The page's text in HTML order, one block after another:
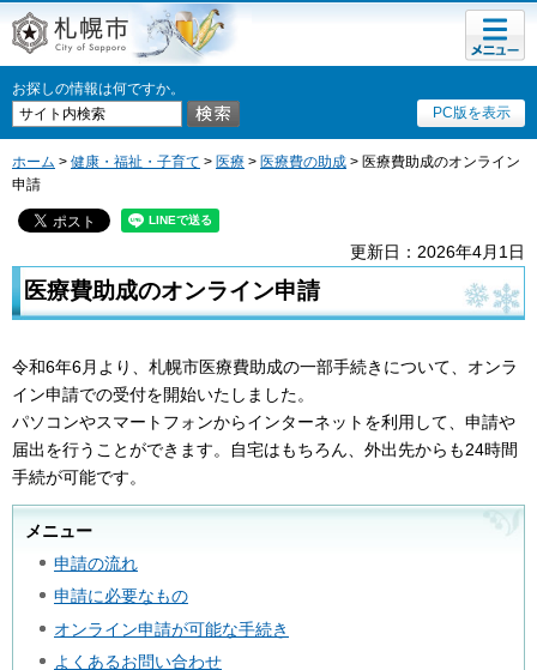
札幌市
お探しの情報は何ですか。
PC版を表示
メニュ
ー
ホーム > 健康・福祉・子育て > 医療 > 医療費の助成 > 医療費助成のオンライン
申請
更新日：2026年4月1日
医療費助成のオンライン申請
令和6年6月より、札幌市医療費助成の一部手続きについて、オンラ
イン申請での受付を開始いたしました。
パソコンやスマートフォンからインターネットを利用して、申請や
届出を行うことができます。自宅はもちろん、外出先からも24時間
手続が可能です。
メニュー
申請の流れ
申請に必要なもの
オンライン申請が可能な手続き
よくあるお問い合わせ